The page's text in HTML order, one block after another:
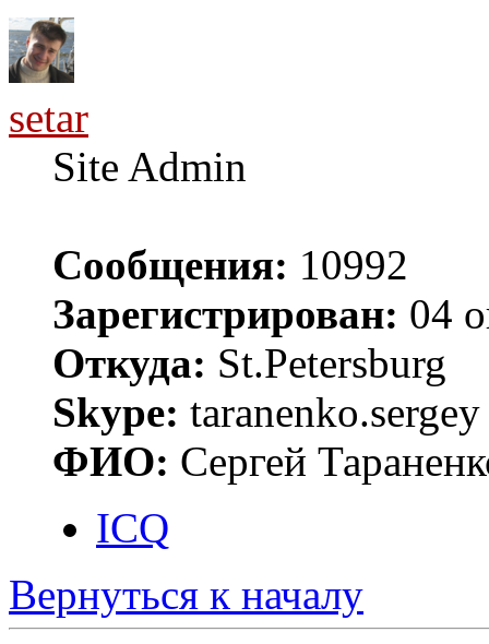
setar
Site Admin
Сообщения: 10992
Зарегистрирован: 04
Откуда: St.Petersburg
Skype: taranenko.sergey
ФИО: Сергей
ICQ
Вернуться к началу